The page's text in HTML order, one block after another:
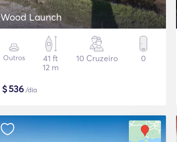
Wood Launch
Outros
41 ft
12 m
10 Cruzeiro 0
$536/dia